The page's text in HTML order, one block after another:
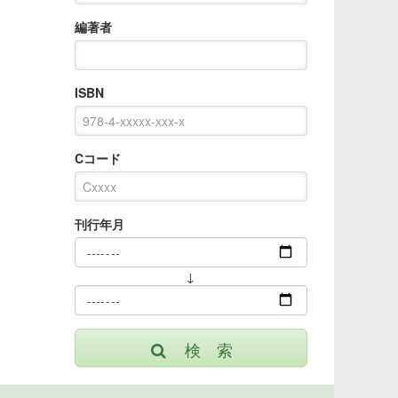
編著者
ISBN
Cコード
刊行年月
↓
検 索